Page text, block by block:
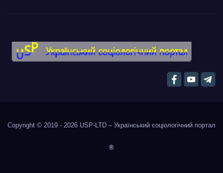
Copyright © 2019 - 2026 USP-LTD – Український соціологічний портал
®